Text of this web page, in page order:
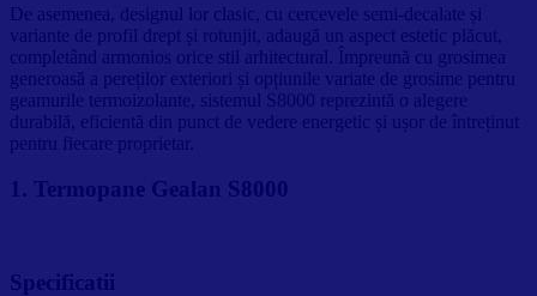
De asemenea, designul lor clasic, cu cercevele semi-decalate și
variante de profil drept și rotunjit, adaugă un aspect estetic plăcut,
completând armonios orice stil arhitectural. Împreună cu grosimea
generoasă a pereților exteriori și opțiunile variate de grosime pentru
geamurile termoizolante, sistemul S8000 reprezintă o alegere
durabilă, eficientă din punct de vedere energetic și ușor de întreținut
pentru fiecare proprietar.
1. Termopane Gealan S8000
Specificatii